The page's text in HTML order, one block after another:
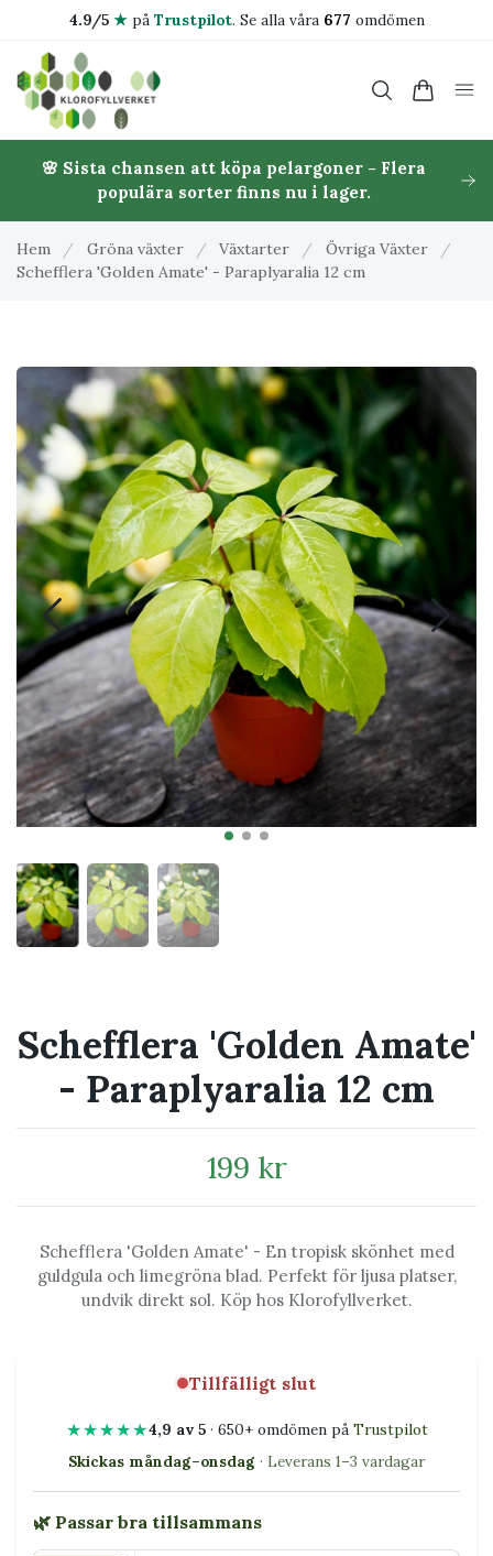
4.9/5 ★på Trustpilot. Se alla våra 677 omdömen
🌸 Sista chansen att köpa pelargoner - Flera
populära sorter finns nu i lager.
Hem / Gröna växter / Växtarter / Övriga Växter
/
Schefflera 'Golden Amate' - Paraplyaralia 12 cm
Schefflera 'Golden Amate'
- Paraplyaralia 12 cm
199 kr
Schefflera 'Golden Amate' - En tropisk skönhet med
guldgula och limegröna blad. Perfekt för ljusa platser,
undvik direkt sol. Köp hos Klorofyllverket.
Tillfälligt slut
★★★★★4,9 av 5· 650+ omdömen på Trustpilot
Skickas måndag–onsdag · Leverans 1–3 vardagar
🌿 Passar bra tillsammans